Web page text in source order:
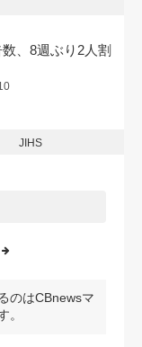
、8週ぶり2人割
JIHS
のはCBnewsマ
。